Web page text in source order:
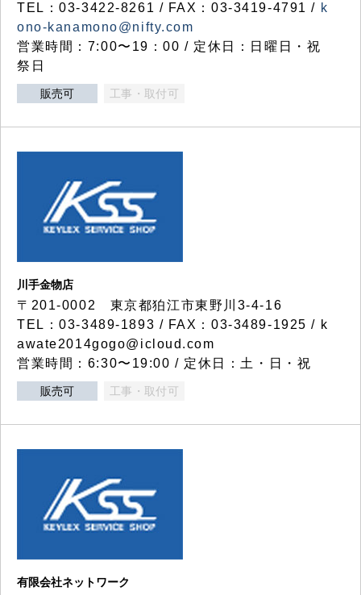
TEL：03-3422-8261 / FAX：03-3419-4791 / k
ono-kanamono@nifty.com
営業時間：7:00〜19：00 / 定休日：日曜日・祝
祭日
販売可 工事・取付可
川手金物店
〒201-0002 東京都狛江市東野川3-4-16
TEL：03-3489-1893 / FAX：03-3489-1925 / k
awate2014gogo@icloud.com
営業時間：6:30〜19:00 / 定休日：土・日・祝
販売可 工事・取付可
有限会社ネットワーク